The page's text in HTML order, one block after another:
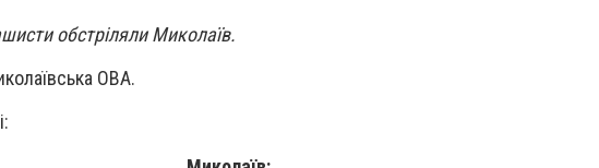
обстріляли Миколаїв.
ОВА.